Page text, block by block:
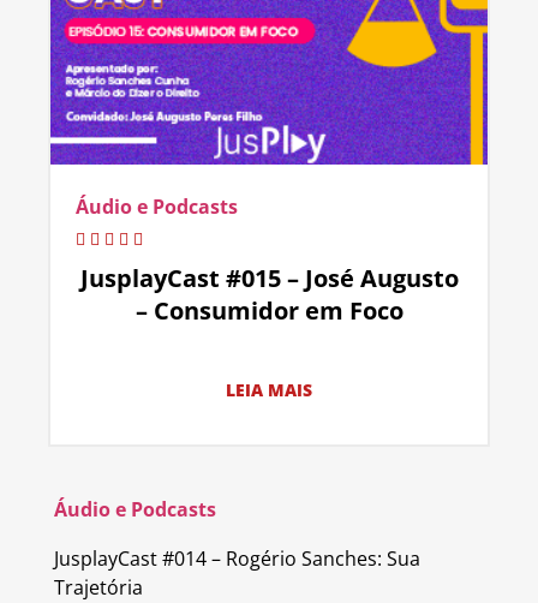
Áudio e Podcasts
JusplayCast #015 – José Augusto
– Consumidor em Foco
LEIA MAIS
Áudio e Podcasts
JusplayCast #014 – Rogério Sanches: Sua
Trajetória